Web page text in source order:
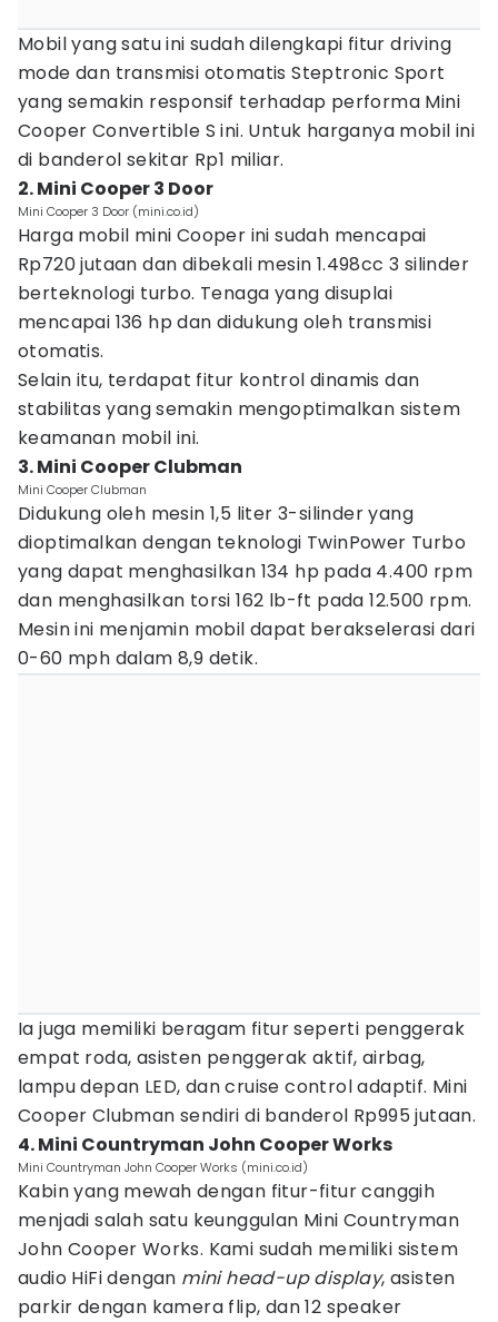
Mobil yang satu ini sudah dilengkapi fitur driving
mode dan transmisi otomatis Steptronic Sport
yang semakin responsif terhadap performa Mini
Cooper Convertible S ini. Untuk harganya mobil ini
di banderol sekitar Rp1 miliar.
2. Mini Cooper 3 Door
Mini Cooper 3 Door (mini.co.id)
Harga mobil mini Cooper ini sudah mencapai
Rp720 jutaan dan dibekali mesin 1.498cc 3 silinder
berteknologi turbo. Tenaga yang disuplai
mencapai 136 hp dan didukung oleh transmisi
otomatis.
Selain itu, terdapat fitur kontrol dinamis dan
stabilitas yang semakin mengoptimalkan sistem
keamanan mobil ini.
3. Mini Cooper Clubman
Mini Cooper Clubman
Didukung oleh mesin 1,5 liter 3-silinder yang
dioptimalkan dengan teknologi TwinPower Turbo
yang dapat menghasilkan 134 hp pada 4.400 rpm
dan menghasilkan torsi 162 lb-ft pada 12.500 rpm.
Mesin ini menjamin mobil dapat berakselerasi dari
0-60 mph dalam 8,9 detik.
Ia juga memiliki beragam fitur seperti penggerak
empat roda, asisten penggerak aktif, airbag,
lampu depan LED, dan cruise control adaptif. Mini
Cooper Clubman sendiri di banderol Rp995 jutaan.
4. Mini Countryman John Cooper Works
Mini Countryman John Cooper Works (mini.co.id)
Kabin yang mewah dengan fitur-fitur canggih
menjadi salah satu keunggulan Mini Countryman
John Cooper Works. Kami sudah memiliki sistem
audio HiFi dengan mini head-up display, asisten
parkir dengan kamera flip, dan 12 speaker